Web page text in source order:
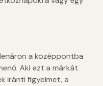
a középpontba
Aki ezt a márkát
iránti figyelmet, a